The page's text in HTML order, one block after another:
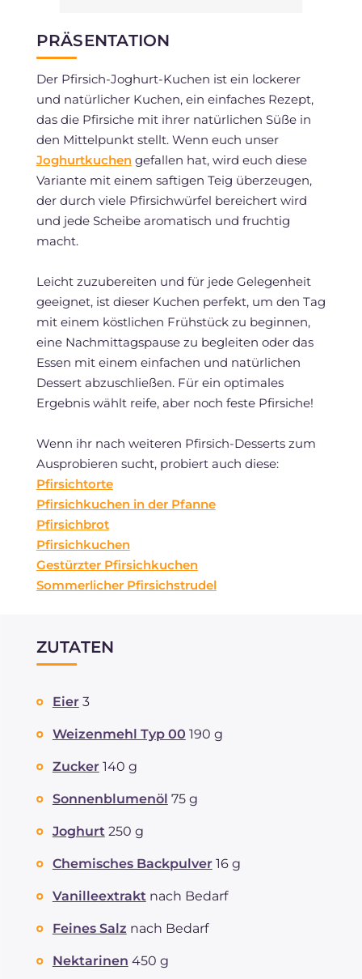
PRÄSENTATION
Der Pfirsich-Joghurt-Kuchen ist ein lockerer
und natürlicher Kuchen, ein einfaches Rezept,
das die Pfirsiche mit ihrer natürlichen Süße in
den Mittelpunkt stellt. Wenn euch unser
Joghurtkuchengefallen hat, wird euch diese
Variante mit einem saftigen Teig überzeugen,
der durch viele Pfirsichwürfel bereichert wird
und jede Scheibe aromatisch und fruchtig
macht.
Leicht zuzubereiten und für jede Gelegenheit
geeignet, ist dieser Kuchen perfekt, um den Tag
mit einem köstlichen Frühstück zu beginnen,
eine Nachmittagspause zu begleiten oder das
Essen mit einem einfachen und natürlichen
Dessert abzuschließen. Für ein optimales
Ergebnis wählt reife, aber noch feste Pfirsiche!
Wenn ihr nach weiteren Pfirsich-Desserts zum
Ausprobieren sucht, probiert auch diese:
Pfirsichtorte
Pfirsichkuchen in der Pfanne
Pfirsichbrot
Pfirsichkuchen
Gestürzter Pfirsichkuchen
Sommerlicher Pfirsichstrudel
ZUTATEN
Eier 3
Weizenmehl Typ 00 190 g
Zucker 140 g
Sonnenblumenöl 75 g
Joghurt 250 g
Chemisches Backpulver 16 g
Vanilleextrakt nach Bedarf
Feines Salz nach Bedarf
Nektarinen 450 g